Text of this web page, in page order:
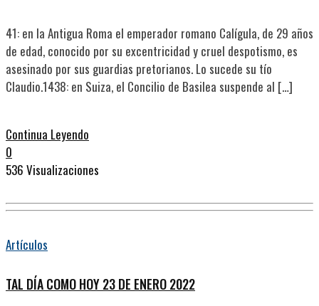
41: en la Antigua Roma el emperador romano Calígula, de 29 años
de edad, conocido por su excentricidad y cruel despotismo, es
asesinado por sus guardias pretorianos. Lo sucede su tío
Claudio.1438: en Suiza, el Concilio de Basilea suspende al […]
Continua Leyendo
0
536 Visualizaciones
Artículos
TAL DÍA COMO HOY 23 DE ENERO 2022